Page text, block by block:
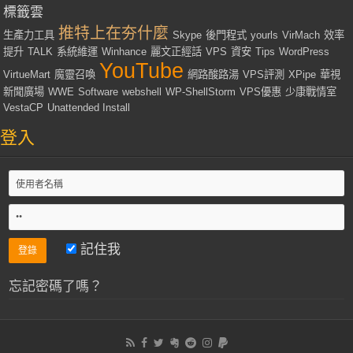
標籤雲
生產力工具 推特上在夯什麼 Skype 後門程式 yourls VirMach 效率
提升 TALK 系統維運 Winhance 麗文正經話 VPS 資安 Tips WordPress
VirtueMart 魔靈召喚 YouTube 網路酸路湯 VPS評測 XPipe 華視
新聞廣場 WWE Software webshell WP-ShellStorm VPS優惠 少康戰情室
VestaCP Unattended Install
登入
記住我
忘記密碼了嗎？